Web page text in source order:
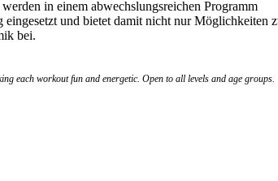
in einem abwechslungsreichen Programm
und bietet damit nicht nur Möglichkeiten
bei.
each workout fun and energetic. Open to all levels and age groups.